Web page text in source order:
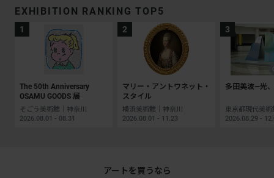
EXHIBITION RANKING TOP5
The 50th Anniversary
OSAMU GOODS 展
そごう美術館｜神奈川
2026.08.01 - 08.31
マリー・アントワネット・
スタイル
横浜美術館｜神奈川
2026.08.01 - 11.23
多田美波―光
2026.08.29 -
アートを買うなら